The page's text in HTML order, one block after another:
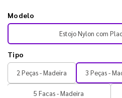
Modelo
Estojo Nylon com
Tipo
2 Peças - Madeira 3 Peças -
5 Facas - Madeira